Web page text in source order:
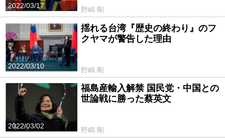
2022/03/17
野嶋 剛
2022/03/10
揺れる台湾『歴史の終わり』のフ
クヤマが警告した理由
野嶋 剛
2022/03/02
福島産輸入解禁 国民党・中国との
世論戦に勝った蔡英文
野嶋 剛